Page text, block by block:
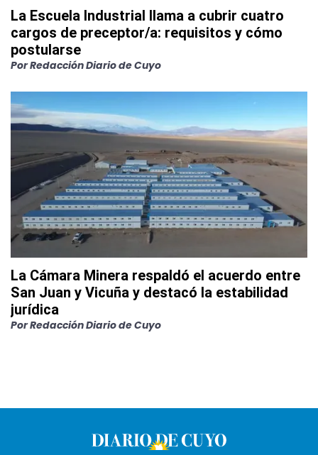
La Escuela Industrial llama a cubrir cuatro
cargos de preceptor/a: requisitos y cómo
postularse
PorRedacción Diario de Cuyo
La Cámara Minera respaldó el acuerdo entre
San Juan y Vicuña y destacó la estabilidad
jurídica
PorRedacción Diario de Cuyo